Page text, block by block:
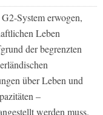
System erwogen,
Leben
der begrenzten
über Leben und
–
werden muss.